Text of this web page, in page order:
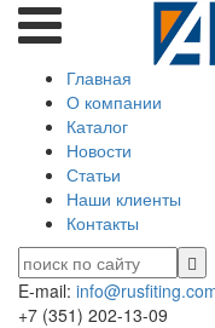
Главная
О компании
Каталог
Новости
Статьи
Наши клиенты
Контакты
E-mail:
+7 (351) 202-13-09